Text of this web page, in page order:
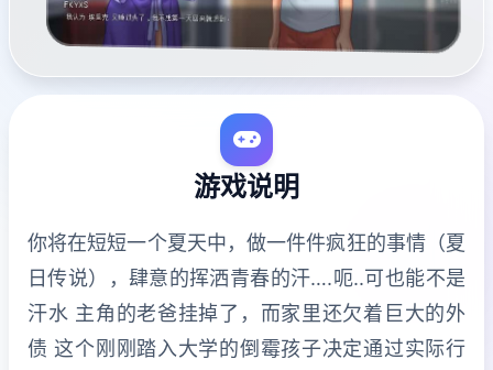
游戏说明
你将在短短一个夏天中，做一件件疯狂的事情（夏
日传说），肆意的挥洒青春的汗….呃..可也能不是
汗水 主角的老爸挂掉了，而家里还欠着巨大的外
债 这个刚刚踏入大学的倒霉孩子决定通过实际行